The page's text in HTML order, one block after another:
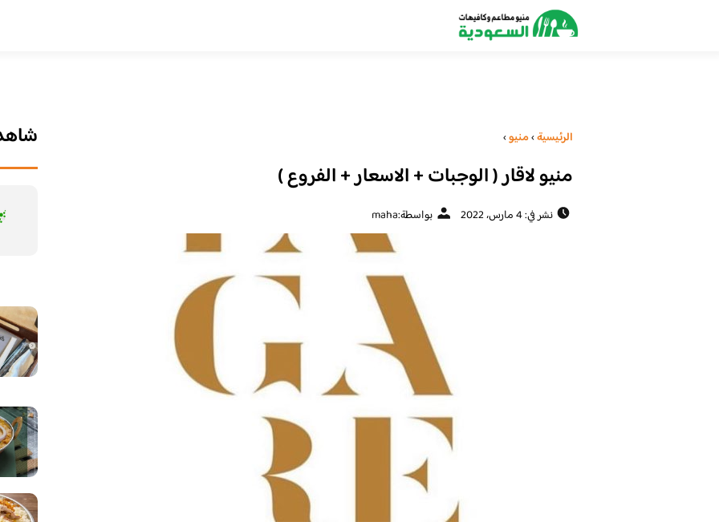
الرئيسية›منيو›
منيو لاقار ( الوجبات + الاسعار + الفروع )
نشر في: 4 مارس، 2022 بواسطة:maha